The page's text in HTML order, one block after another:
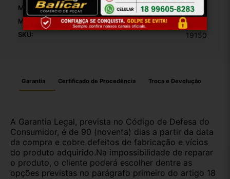
MPN:
Modelo:
SKU: 19150
Garantia Certificado de Procedência Troca e Devolução
A Garantia Legal, prevista no Código de Defesa do
Consumidor, é de 90 (noventa) dias a partir da data
da compra e cobre defeitos de fabricação e vícios
do produto adquirido.Na impossibilidade de reparar
o produto, o cliente poderá escolher dentre as
opções previstas no parágrafo primeiro do artigo 18